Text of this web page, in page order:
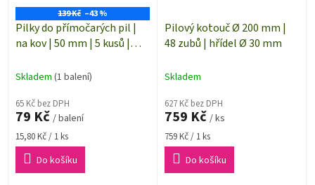
139 Kč –43 %
Pilky do přímočarých pil |
na kov | 50 mm | 5 kusů |
Skladem (1 balení)
65 Kč bez DPH
79 Kč / balení
Měrná
cena:
15,80 Kč / 1 ks
Do košíku
Pilový kotouč Ø 200 mm |
48 zubů | hřídel Ø 30 mm
Skladem
627 Kč bez DPH
759 Kč / ks
Měrná
cena:
759 Kč / 1 ks
Do košíku